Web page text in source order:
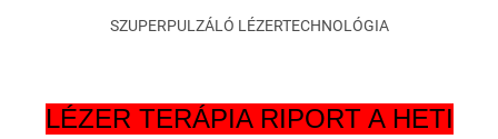
SZUPERPULZÁLÓ LÉZERTECHNOLÓGIA
LÉZER TERÁPIA RIPORT A HETI